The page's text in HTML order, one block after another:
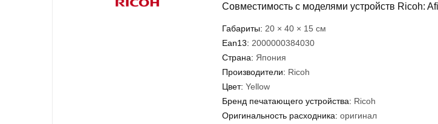
Совместимость с моделями устройств Ricoh:
Габариты: 20 × 40 × 15 см
Ean13: 2000000384030
Страна: Япония
Производители: Ricoh
Цвет: Yellow
Бренд печатающего устройства: Ricoh
Оригинальность расходника: оригинал